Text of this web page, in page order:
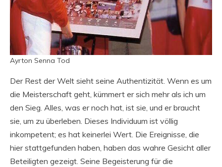
Ayrton Senna Tod
Der Rest der Welt sieht seine Authentizität. Wenn es um
die Meisterschaft geht, kümmert er sich mehr als ich um
den Sieg. Alles, was er noch hat, ist sie, und er braucht
sie, um zu überleben. Dieses Individuum ist völlig
inkompetent; es hat keinerlei Wert. Die Ereignisse, die
hier stattgefunden haben, haben das wahre Gesicht aller
Beteiligten gezeigt. Seine Begeisterung für die